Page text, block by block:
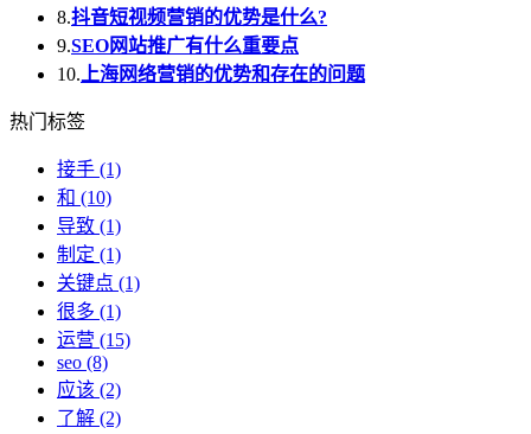
8.抖音短视频营销的优势是什么?
9.SEO网站推广有什么重要点
10. 上海网络营销的优势和存在的问题
热门标签
接手 (1)
和 (10)
导致 (1)
制定 (1)
关键点 (1)
很多 (1)
运营 (15)
seo (8)
应该 (2)
了解 (2)